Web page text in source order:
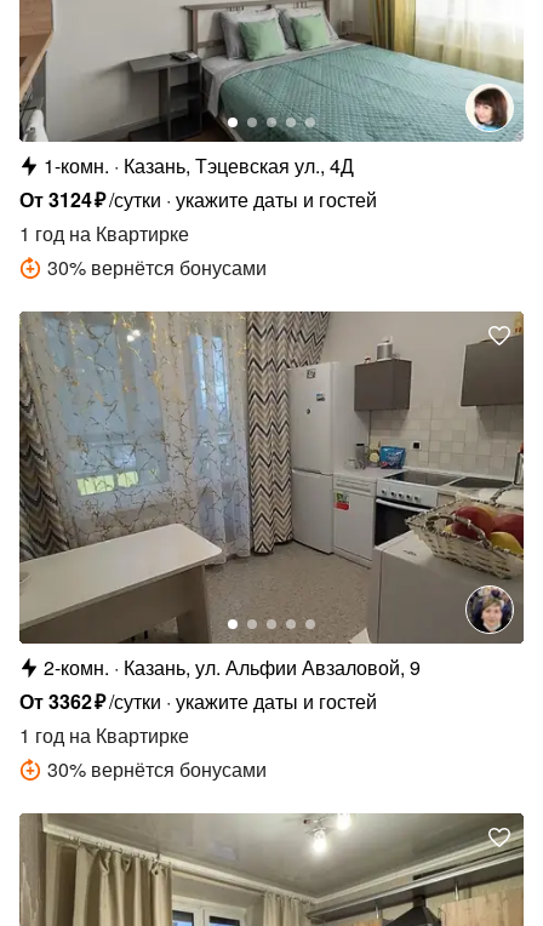
1-комн.
Казань, Тэцевская ул., 4Д
От3124₽/сутки укажите даты и гостей
1 год на Квартирке
30% вернётся бонусами
2-комн.
Казань, ул. Альфии Авзаловой, 9
От3362₽/сутки укажите даты и гостей
1 год на Квартирке
30% вернётся бонусами